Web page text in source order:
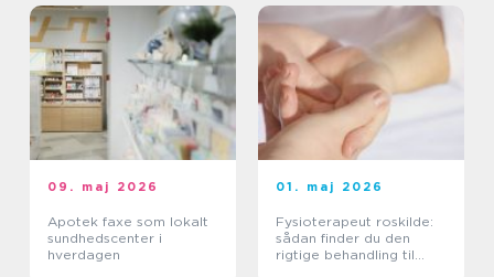
09. maj 2026
Apotek faxe som lokalt
sundhedscenter i
hverdagen
01. maj 2026
Fysioterapeut roskilde:
sådan finder du den
rigtige behandling til